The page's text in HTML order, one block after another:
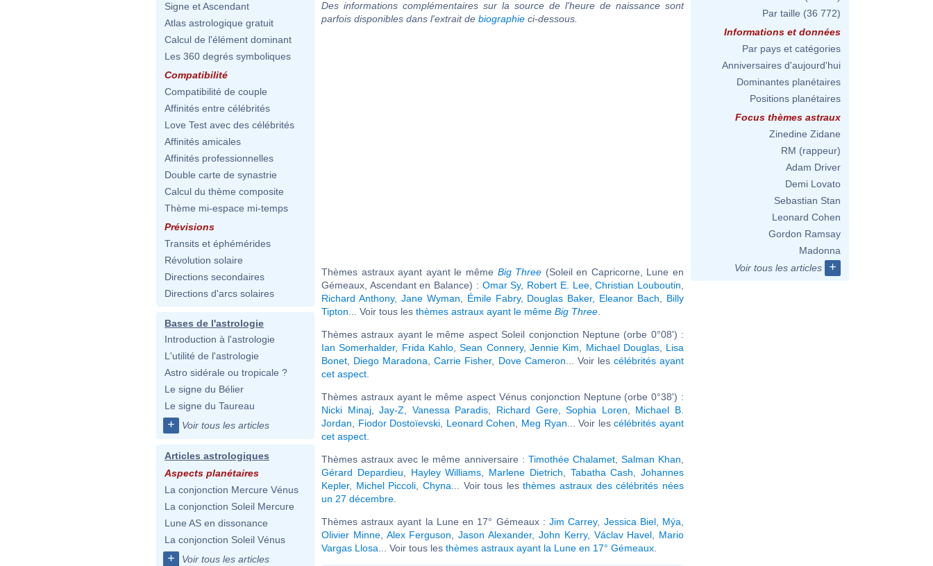
Signe et Ascendant
Atlas astrologique gratuit
Calcul de l'élément dominant
Les 360 degrés symboliques
Compatibilité
Compatibilité de couple
Affinités entre célébrités
Love Test avec des célébrités
Affinités amicales
Affinités professionnelles
Double carte de synastrie
Calcul du thème composite
Thème mi-espace mi-temps
Prévisions
Transits et éphémérides
Révolution solaire
Directions secondaires
Directions d'arcs solaires
Bases de l'astrologie
Introduction à l'astrologie
L'utilité de l'astrologie
Astro sidérale ou tropicale ?
Le signe du Bélier
Le signe du Taureau
+ Voir tous les articles
Articles astrologiques
Aspects planétaires
La conjonction Mercure Vénus
La conjonction Soleil Mercure
Lune AS en dissonance
La conjonction Soleil Vénus
+ Voir tous les articles
Des informations complémentaires sur la source de l'heure de naissance sont
parfois disponibles dans l'extrait de biographie ci-dessous.
Thèmes astraux ayant ayant le même Big Three (Soleil en Capricorne, Lune en
Gémeaux, Ascendant en Balance) : Omar Sy, Robert E. Lee,Christian Louboutin
Richard Anthony, Jane Wyman Émile Fabry, Douglas Baker, Eleanor Bach
Billy
Tipton ... Voir tous les thèmes astraux ayant le même Big Three
Thèmes astraux ayant le même aspect Soleil conjonction Neptune (orbe 0°08') :
Ian Somerhalder, Frida Kahlo,Sean Connery, Jennie Kim Michael Douglas, Lisa
Bonet
Diego Maradona ,Carrie Fisher, Dove Cameron ... Voir les célébrités ayant
cet aspect
Thèmes astraux ayant le même aspect Vénus conjonction Neptune (orbe 0°38') :
Nicki Minaj,Jay-Z Vanessa Paradis Richard Gere,Sophia Loren
Michael B.
Jordan
Fiodor Dostoïevski Leonard Cohen Meg Ryan ... Voir lescélébrités ayant
cet aspect
Thèmes astraux avec le même anniversaire : Timothée Chalamet, Salman Khan
Gérard Depardieu
Hayley Williams Marlene Dietrich Tabatha Cash
Johannes
Kepler, Michel Piccoli Chyna ... Voir tous lesthèmes astraux des célébrités nées
un 27 décembre
Thèmes astraux ayant la Lune en 17° Gémeaux :Jim Carrey, Jessica Biel, Mýa
Olivier Minne, Alex Ferguson ,Jason Alexander, John Kerry, Václav Havel
Mario
Vargas Llosa ... Voir tous les thèmes astraux ayant la Lune en 17° Gémeaux
Par taille (36 772)
Informations et données
Par pays et catégories
Anniversaires d'aujourd'hui
Dominantes planétaires
Positions planétaires
Focus thèmes astraux
Zinedine Zidane
RM (rappeur)
Adam Driver
Demi Lovato
Sebastian Stan
Leonard Cohen
Gordon Ramsay
Madonna
Voir tous les articles
+